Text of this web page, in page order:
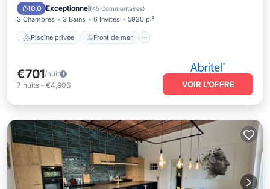
10.0 Exceptionnel(45 Commentaires)
3 Chambres 3 Bains 6 Invités 5920 pi²
Piscine privée Front de mer
Bain à remous
Parking
€701/nuit
7 nuits - €4,906 VOIR L’OFFRE